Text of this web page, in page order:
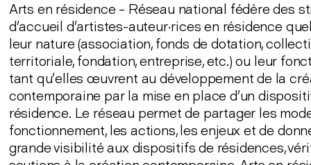
Arts en résidence – Réseau national fédère des
d’accueil d’artistes-auteur·rices en résidence
leur nature (association, fonds de dotation,
territoriale, fondation, entreprise, etc.) ou leur
tant qu’elles œuvrent au développement de la
contemporaine par la mise en place d’un
résidence. Le réseau permet de partager les
fonctionnement, les actions, les enjeux et de
grande visibilité aux dispositifs de résidences,